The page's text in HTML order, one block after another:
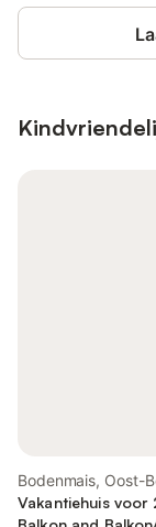
Bodenmais, Oost-
Vakantiehuis voor